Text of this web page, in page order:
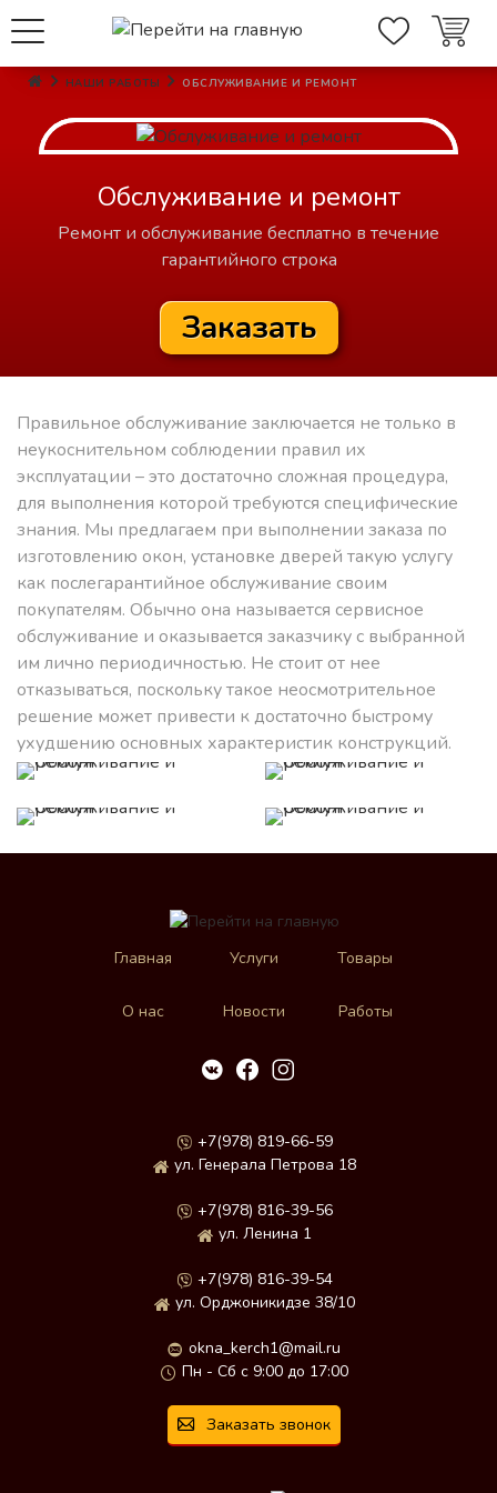
НАШИ РАБОТЫ ОБСЛУЖИВАНИЕ И РЕМОНТ
Обслуживание и ремонт
Ремонт и обслуживание бесплатно в течение
гарантийного строка
Заказать
Правильное обслуживание заключается не только в
неукоснительном соблюдении правил их
эксплуатации – это достаточно сложная процедура,
для выполнения которой требуются специфические
знания. Мы предлагаем при выполнении заказа по
изготовлению окон, установке дверей такую услугу
как послегарантийное обслуживание своим
покупателям. Обычно она называется сервисное
обслуживание и оказывается заказчику с выбранной
им лично периодичностью. Не стоит от нее
отказываться, поскольку такое неосмотрительное
решение может привести к достаточно быстрому
ухудшению основных характеристик конструкций.
Главная Услуги Товары
О нас Новости Работы
+7(978) 819-66-59
ул. Генерала Петрова 18
+7(978) 816-39-56
ул. Ленина 1
+7(978) 816-39-54
ул. Орджоникидзе 38/10
okna_kerch1@mail.ru
Пн - Сб с 9:00 до 17:00
Заказать звонок